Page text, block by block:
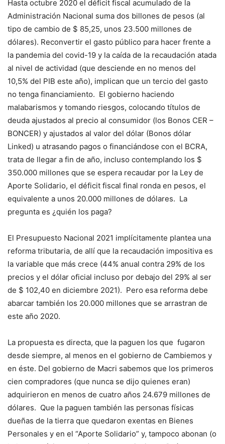
Hasta octubre 2020 el déficit fiscal acumulado de la
Administración Nacional suma dos billones de pesos (al
tipo de cambio de $ 85,25, unos 23.500 millones de
dólares). Reconvertir el gasto público para hacer frente a
la pandemia del covid-19 y la caída de la recaudación atada
al nivel de actividad (que desciende en no menos del
10,5% del PIB este año), implican que un tercio del gasto
no tenga financiamiento. El gobierno haciendo
malabarismos y tomando riesgos, colocando títulos de
deuda ajustados al precio al consumidor (los Bonos CER –
BONCER) y ajustados al valor del dólar (Bonos dólar
Linked) u atrasando pagos o financiándose con el BCRA,
trata de llegar a fin de año, incluso contemplando los $
350.000 millones que se espera recaudar por la Ley de
Aporte Solidario, el déficit fiscal final ronda en pesos, el
equivalente a unos 20.000 millones de dólares. La
pregunta es ¿quién los paga?
El Presupuesto Nacional 2021 implícitamente plantea una
reforma tributaria, de allí que la recaudación impositiva es
la variable que más crece (44% anual contra 29% de los
precios y el dólar oficial incluso por debajo del 29% al ser
de $ 102,40 en diciembre 2021). Pero esa reforma debe
abarcar también los 20.000 millones que se arrastran de
este año 2020.
La propuesta es directa, que la paguen los que fugaron
desde siempre, al menos en el gobierno de Cambiemos y
en éste. Del gobierno de Macri sabemos que los primeros
cien compradores (que nunca se dijo quienes eran)
adquirieron en menos de cuatro años 24.679 millones de
dólares. Que la paguen también las personas físicas
dueñas de la tierra que quedaron exentas en Bienes
Personales y en el “Aporte Solidario” y, tampoco abonan (o